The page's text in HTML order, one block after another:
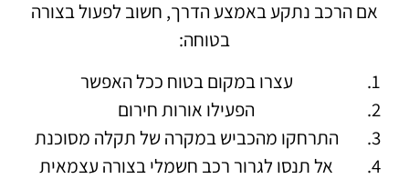
אם הרכב נתקע באמצע הדרך, חשוב לפעול בצורה
בטוחה:
עצרו במקום בטוח ככל האפשר
הפעילו אורות חירום
התרחקו מהכביש במקרה של תקלה מסוכנת
אל תנסו לגרור רכב חשמלי בצורה עצמאית